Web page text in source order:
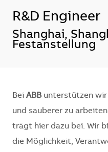
R&D Engineer
Standort
Shanghai,
Festanstellung
Bei ABBunterstützen wir
und sauberer zu
trägt hier dazu bei. Wir
die Möglichkeit,